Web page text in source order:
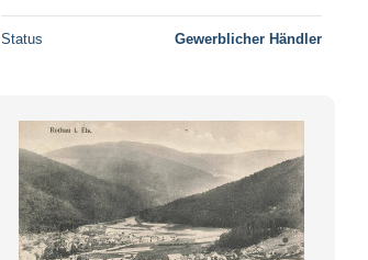
Status Gewerblicher Händler